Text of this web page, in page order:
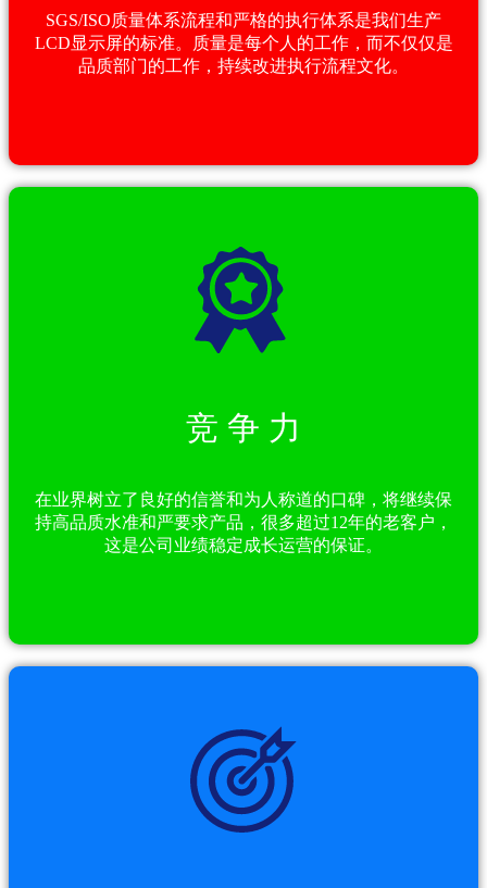
SGS/ISO质量体系流程和严格的执行体系是我们生产
LCD显示屏的标准。质量是每个人的工作，而不仅仅是
品质部门的工作，持续改进执行流程文化。
竞 争 力
在业界树立了良好的信誉和为人称道的口碑，将继续保
持高品质水准和严要求产品，很多超过12年的老客户，
这是公司业绩稳定成长运营的保证。